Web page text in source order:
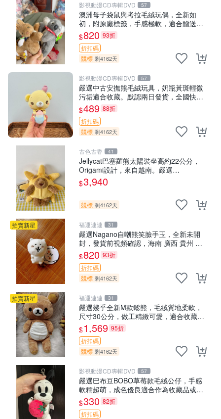
影視動漫CD專輯DVD 57
澳洲母子袋鼠與考拉毛絨玩偶，全新如
初，附原廠標籤，手感極軟，適合贈送親
朋好友。袋鼠與考拉正版，精緻尺寸，適
合作為收藏或家飾擺設，增添暖意。 母
子、袋鼠、
$820 93折
折扣碼
競標 剩4162天
影視動漫CD專輯DVD 57
嚴選中古安撫熊毛絨玩具，奶瓶黃斑輕微
污垢適合收藏。默認兩日發貨，全國快遞
隨機派送。 成色如圖可放心購買，輕微瑕
疵和臟污不影響使用。 安撫熊 中古玩偶
毛
$489 88折
折扣碼
競標 剩4162天
古色古香 41
Jellycat巴塞羅熊太陽裝坐高約22公分，
Origami設計，來自越南。嚴選
Recommendation！巴塞羅、 Origami
熊、Jelly
$3,940
競標 剩4162天
拍賣新星 福運連連 31
嚴選Nagano自嘲熊笑臉手玉，全新未開
封，發貨前視頻確認，海南 廣西 貴州 嚴
選Nagano自嘲熊笑臉手玉，全新未開封，
發貨前視頻確認，四川 重慶 內
$820 93折
折扣碼
競標 剩4162天
拍賣新星 福運連連 31
嚴選幾乎全新M款鬆熊，毛絨質地柔軟，
尺寸30公分，做工精緻可愛，適合收藏或
贈送親友。中古使用痕跡，手感依然優
良。 鬆熊 嬰熊 毛玩偶
$1,569 95折
折扣碼
競標 剩4162天
影視動漫CD專輯DVD 57
嚴選巴布豆BOBO草莓款毛絨公仔，手感
軟糯超萌，成色優良適合作為收藏品或包
包配飾。可視頻確認詳情。 巴布豆 BOBO
草莓 毛絨公仔 收藏 包配飾
$330 82折
折扣碼